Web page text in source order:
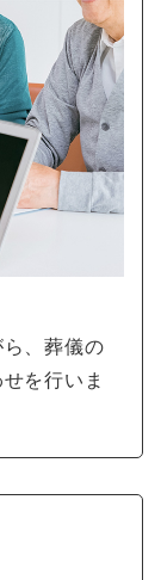
、葬儀の
を行いま